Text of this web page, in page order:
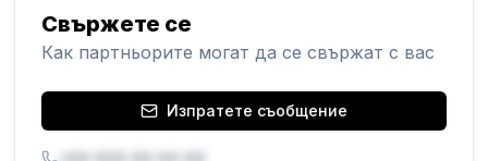
Свържете се
Как партньорите могат да се свържат с вас
Изпратете съобщение